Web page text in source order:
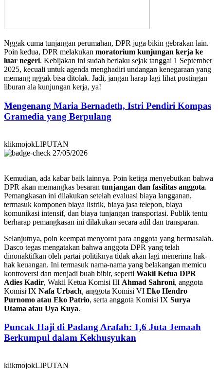
Nggak cuma tunjangan perumahan, DPR juga bikin gebrakan lain.
Poin kedua, DPR melakukan moratorium kunjungan kerja ke
luar negeri. Kebijakan ini sudah berlaku sejak tanggal 1 September
2025, kecuali untuk agenda menghadiri undangan kenegaraan yang
memang nggak bisa ditolak. Jadi, jangan harap lagi lihat postingan
liburan ala kunjungan kerja, ya!
Mengenang Maria Bernadeth, Istri Pendiri Kompas
Gramedia yang Berpulang
klikmojokLIPUTAN
27/05/2026
Kemudian, ada kabar baik lainnya. Poin ketiga menyebutkan bahwa
DPR akan memangkas besaran tunjangan dan fasilitas anggota.
Pemangkasan ini dilakukan setelah evaluasi biaya langganan,
termasuk komponen biaya listrik, biaya jasa telepon, biaya
komunikasi intensif, dan biaya tunjangan transportasi. Publik tentu
berharap pemangkasan ini dilakukan secara adil dan transparan.
Selanjutnya, poin keempat menyorot para anggota yang bermasalah.
Dasco tegas mengatakan bahwa anggota DPR yang telah
dinonaktifkan oleh partai politiknya tidak akan lagi menerima hak-
hak keuangan. Ini termasuk nama-nama yang belakangan memicu
kontroversi dan menjadi buah bibir, seperti Wakil Ketua DPR
Adies Kadir, Wakil Ketua Komisi III Ahmad Sahroni, anggota
Komisi IX Nafa Urbach, anggota Komisi VI Eko Hendro
Purnomo atau Eko Patrio, serta anggota Komisi IX Surya
Utama atau Uya Kuya.
Puncak Haji di Padang Arafah: 1,6 Juta Jemaah
Berkumpul dalam Kekhusyukan
klikmojokLIPUTAN